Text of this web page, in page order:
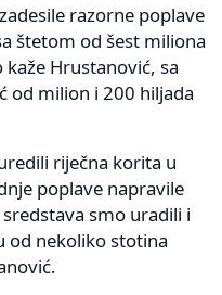
razorne poplave
štetom od šest miliona
kaže Hrustanović, sa
od milion i 200 hiljada
riječna korita u
poplave napravile
smo uradili i
od nekoliko stotina